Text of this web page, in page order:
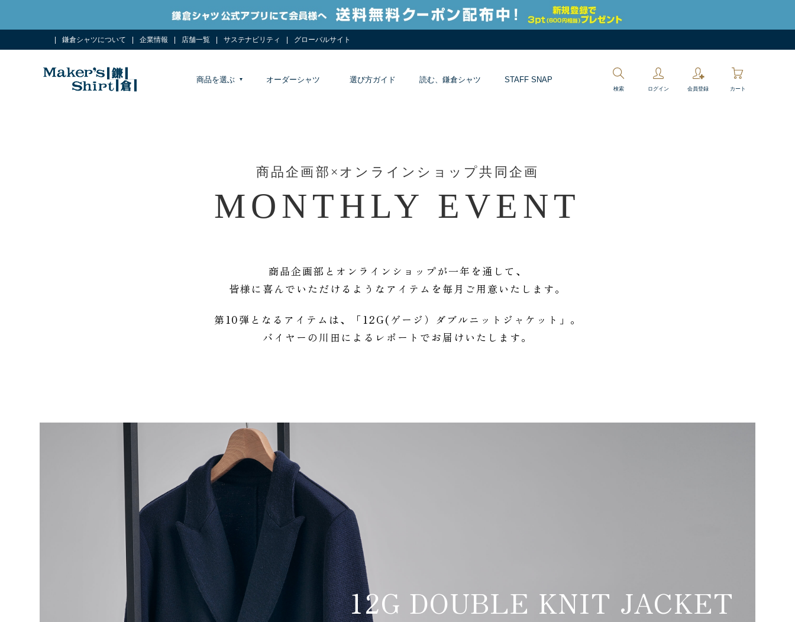
鎌倉シャツについて 企業情報 店舗一覧 サステナビリティ グローバルサイト
商品を選ぶ オーダーシャツ 選び方ガイド 読む、鎌倉シャツ STAFF SNAP
検索 ログイン 会員登録 カート
商品企画部× オンラインショップ共同企画
MONTHLY EVENT
商品企画部とオンラインショップが一年を通して、
皆様に喜んでいただけるようなアイテムを毎月ご用意いたします。
第10弾となるアイテムは、「12G(ゲージ）ダブルニットジャケット」。
バイヤーの川田によるレポートでお届けいたします。
12G DOUBLE KNIT JACKET